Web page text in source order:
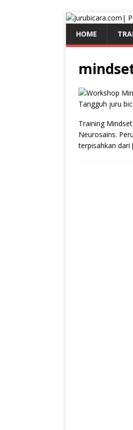
HOME
Training
Neurosains.
terpisahkan dari